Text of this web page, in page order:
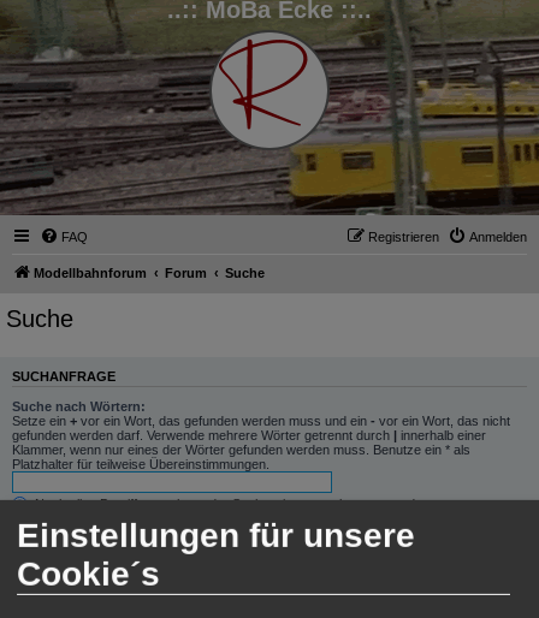
..:: MoBa Ecke ::..
FAQ Anmelden
Registrieren
Modellbahnforum Forum Suche
Suche
SUCHANFRAGE
Suche nach Wörtern:
Setze ein + vor ein Wort, das gefunden werden muss und ein - vor ein Wort, das nicht
gefunden werden darf. Verwende mehrere Wörter getrennt durch | innerhalb einer
Klammer, wenn nur eines der Wörter gefunden werden muss. Benutze ein * als
Platzhalter für teilweise Übereinstimmungen.
Nach allen Begriffen suchen oder Suche wie angegeben verwenden
Nach einem Begriff suchen
Benutze ein * als Platzhalter für teilweise Übereinstimmungen.
Einstellungen für unsere
Cookie´s